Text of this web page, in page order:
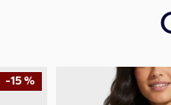
-15 %